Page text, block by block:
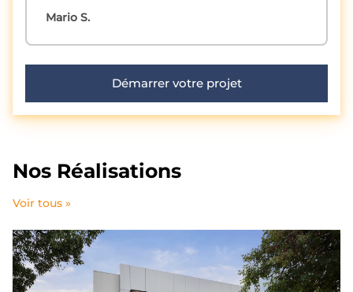
Mario S.
Démarrer votre projet
Nos Réalisations
Voir tous »